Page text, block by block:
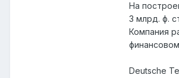
На
3 млрд. ф.
Компания
Deutsche